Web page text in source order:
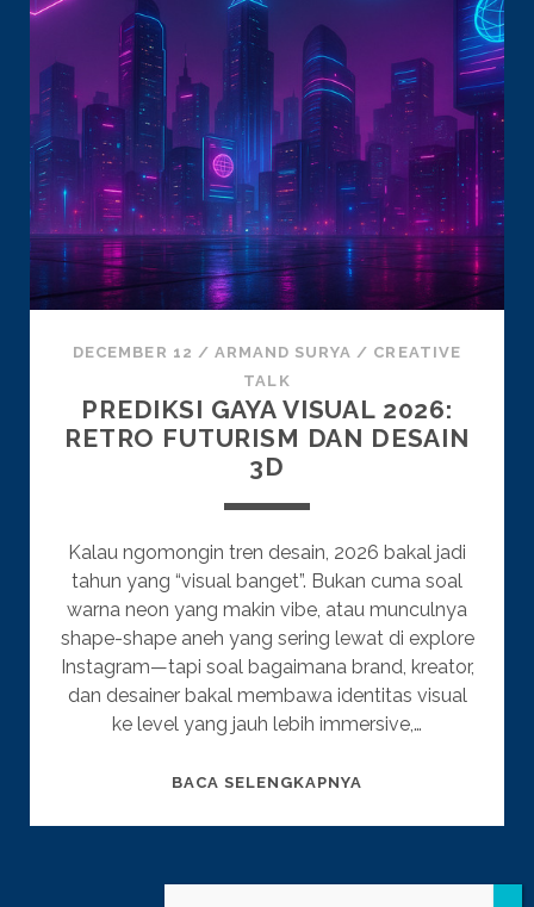
DECEMBER 12 / ARMAND SURYA / CREATIVE
TALK
PREDIKSI GAYA VISUAL 2026:
RETRO FUTURISM DAN DESAIN
3D
Kalau ngomongin tren desain, 2026 bakal jadi
tahun yang “visual banget”. Bukan cuma soal
warna neon yang makin vibe, atau munculnya
shape-shape aneh yang sering lewat di explore
Instagram—tapi soal bagaimana brand, kreator,
dan desainer bakal membawa identitas visual
ke level yang jauh lebih immersive,…
BACA SELENGKAPNYA